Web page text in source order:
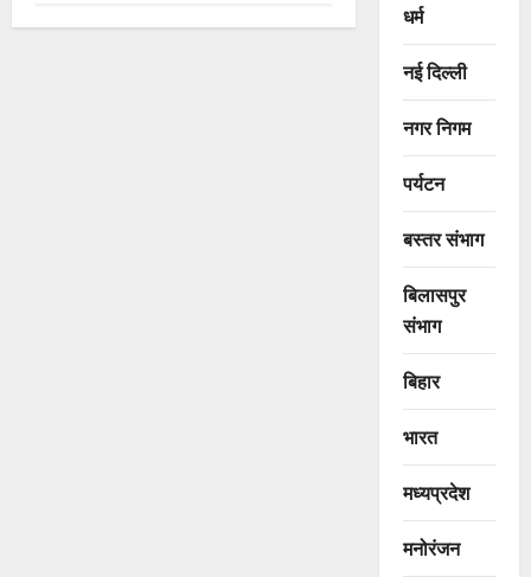
धर्म
नई दिल्ली
नगर निगम
पर्यटन
बस्तर संभाग
बिलासपुर
संभाग
बिहार
भारत
मध्यप्रदेश
मनोरंजन